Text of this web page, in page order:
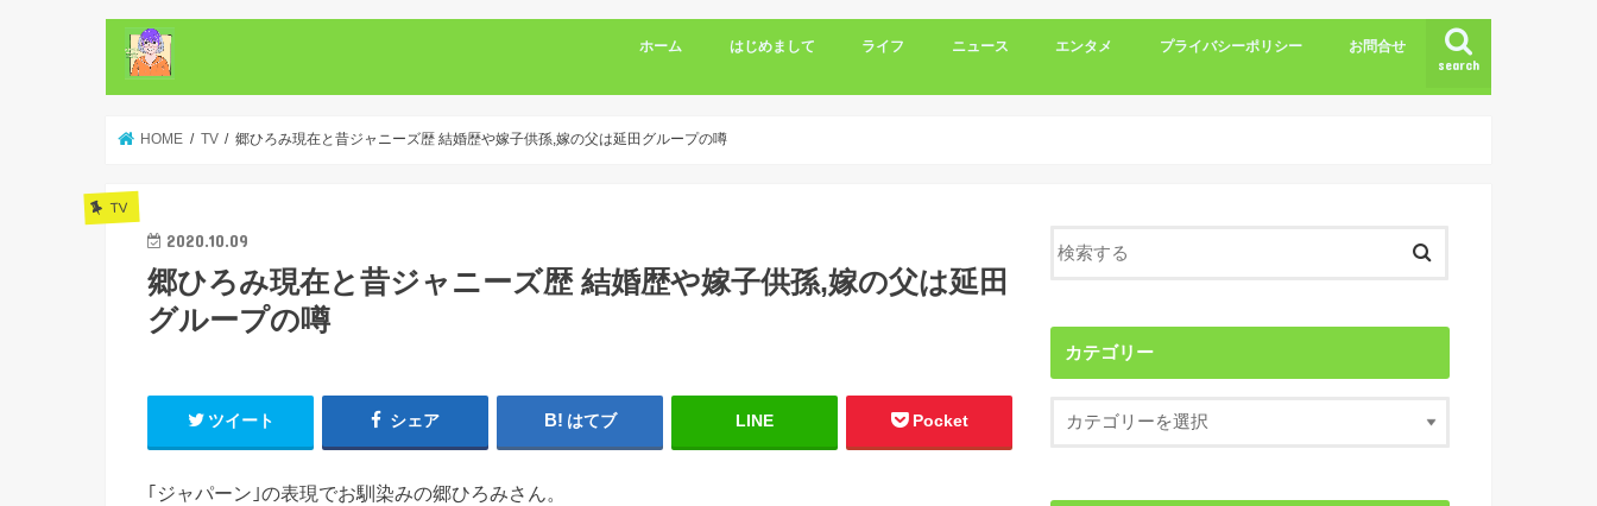
search
ホーム はじめまして ライフ ニュース エンタメ プライバシーポリシー お問合せ
HOME TV 郷ひろみ現在と昔ジャニーズ歴 結婚歴や嫁子供孫,嫁の父は延田グループの噂
TV
2020.10.09
郷ひろみ現在と昔ジャニーズ歴 結婚歴や嫁子供孫,嫁の父は延田
グループの噂
ツイート シェア はてブ LINE Pocket
｢ジャパーン｣の表現でお馴染みの郷ひろみさん。
カテゴリー